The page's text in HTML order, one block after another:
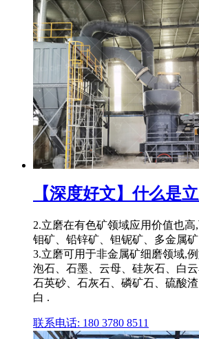
【深度好文】什么是
2.立磨在有色矿领域应用价值也高
钼矿、铅锌矿、钽铌矿、多金属
3.立磨可用于非金属矿细磨领域,
泡石、石墨、云母、硅灰石、白云
石英砂、石灰石、磷矿石、硫酸
白 .
联系电话: 180 3780 8511